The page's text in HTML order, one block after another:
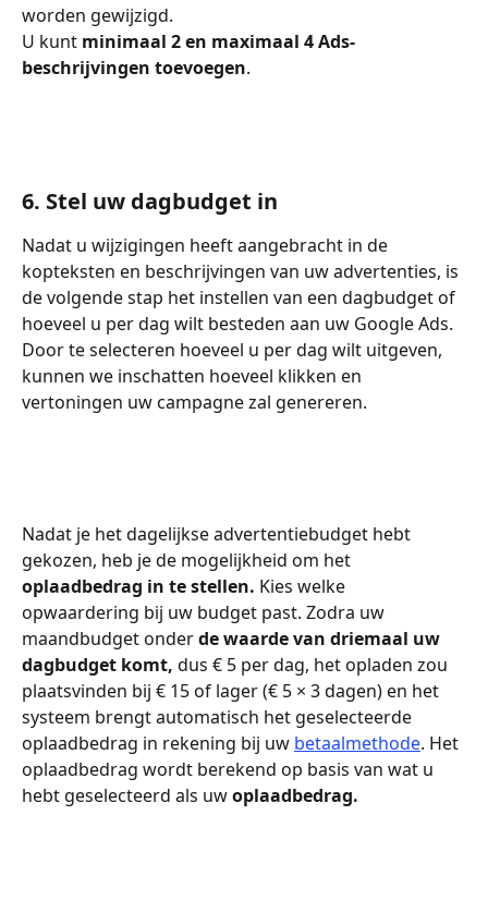
worden gewijzigd.
U kunt minimaal 2 en maximaal 4 Ads-
beschrijvingen toevoegen.
6. Stel uw dagbudget in
Nadat u wijzigingen heeft aangebracht in de
kopteksten en beschrijvingen van uw advertenties, is
de volgende stap het instellen van een dagbudget of
hoeveel u per dag wilt besteden aan uw Google Ads.
Door te selecteren hoeveel u per dag wilt uitgeven,
kunnen we inschatten hoeveel klikken en
vertoningen uw campagne zal genereren.
Nadat je het dagelijkse advertentiebudget hebt
gekozen, heb je de mogelijkheid om het
oplaadbedrag in te stellen. Kies welke
opwaardering bij uw budget past. Zodra uw
maandbudget onder de waarde van driemaal uw
dagbudget komt, dus € 5 per dag, het opladen zou
plaatsvinden bij € 15 of lager (€ 5 × 3 dagen) en het
systeem brengt automatisch het geselecteerde
oplaadbedrag in rekening bij uw betaalmethode. Het
oplaadbedrag wordt berekend op basis van wat u
hebt geselecteerd als uw oplaadbedrag.